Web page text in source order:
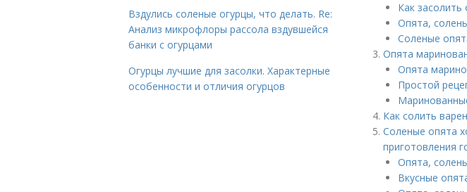
Как
Опята,
Соленые
Опята
Опята
Простой
Как солить
Соленые опята
приготовления
Опята,
Вкусные
Вздулись соленые огурцы, что делать. Re:
Анализ микрофлоры рассола вздувшейся
банки с огурцами
Огурцы лучшие для засолки. Характерные
особенности и отличия огурцов